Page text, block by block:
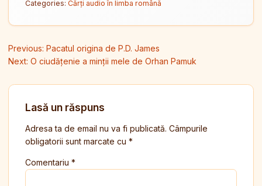
Categories: Cărți audio în limba română
Navigare în articole
Previous: Pacatul origina de P.D. James
Next: O ciudățenie a minții mele de Orhan Pamuk
Lasă un răspuns
Adresa ta de email nu va fi publicată. Câmpurile
obligatorii sunt marcate cu *
Comentariu *